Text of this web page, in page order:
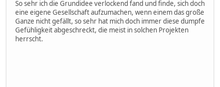
So sehr ich die Grundidee verlockend fand und finde, sich doch
eine eigene Gesellschaft aufzumachen, wenn einem das große
Ganze nicht gefällt, so sehr hat mich doch immer diese dumpfe
Gefühligkeit abgeschreckt, die meist in solchen Projekten
herrscht.